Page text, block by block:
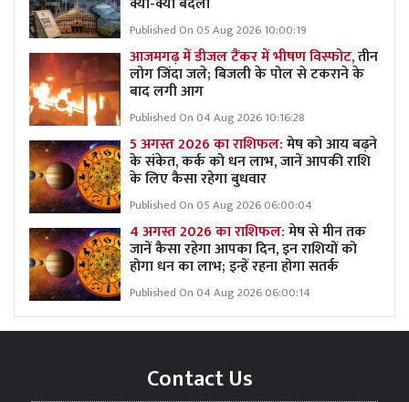
Published On 05 Aug 2026 10:00:19
आजमगढ़ में डीजल टैंकर में भीषण विस्फोट,तीन
लोग जिंदा जले; बिजली के पोल से टकराने के
बाद लगी आग
Published On 04 Aug 2026 10:16:28
5 अगस्त 2026 का राशिफल:मेष को आय बढ़ने
के संकेत, कर्क को धन लाभ, जानें आपकी राशि
के लिए कैसा रहेगा बुधवार
Published On 05 Aug 2026 06:00:04
4 अगस्त 2026 का राशिफल:मेष से मीन तक
जानें कैसा रहेगा आपका दिन, इन राशियों को
होगा धन का लाभ; इन्हें रहना होगा सतर्क
Published On 04 Aug 2026 06:00:14
Contact Us